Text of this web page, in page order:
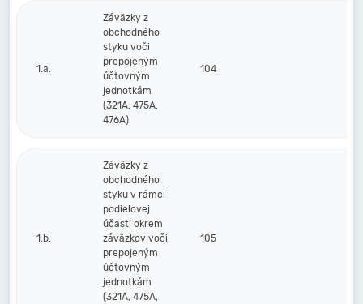
1.a.
Záväzky z
obchodného
styku voči
prepojeným
účtovným
jednotkám
(321A, 475A,
476A)
104
1.b.
Záväzky z
obchodného
styku v rámci
podielovej
účasti okrem
záväzkov voči
prepojeným
účtovným
jednotkám
(321A, 475A,
105